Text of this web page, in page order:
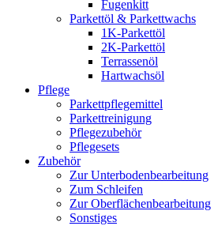
Fugenkitt
Parkettöl & Parkettwachs
1K-Parkettöl
2K-Parkettöl
Terrassenöl
Hartwachsöl
Pflege
Parkettpflegemittel
Parkettreinigung
Pflegezubehör
Pflegesets
Zubehör
Zur Unterbodenbearbeitung
Zum Schleifen
Zur Oberflächenbearbeitung
Sonstiges